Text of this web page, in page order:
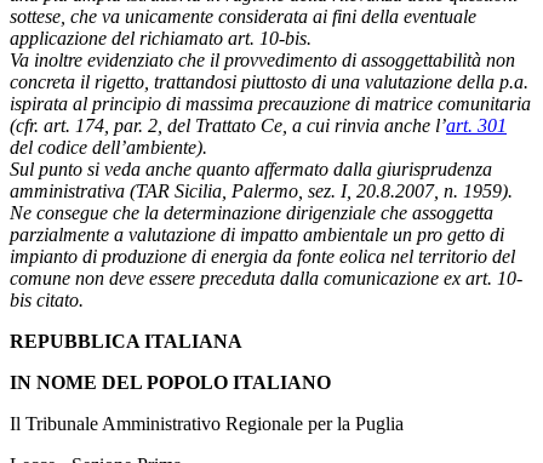
sottese, che va unicamente considerata ai fini della eventuale
applicazione del richiamato art. 10-bis.
Va inoltre evidenziato che il provvedimento di assoggettabilità non
concreta il rigetto, trattandosi piuttosto di una valutazione della p.a.
ispirata al principio di massima precauzione di matrice comunitaria
(cfr. art. 174, par. 2, del Trattato Ce, a cui rinvia anche l’art. 301
del codice dell’ambiente).
Sul punto si veda anche quanto affermato dalla giurisprudenza
amministrativa (TAR Sicilia, Palermo, sez. I, 20.8.2007, n. 1959).
Ne consegue che la determinazione dirigenziale che assoggetta
parzialmente a valutazione di impatto ambientale un pro getto di
impianto di produzione di energia da fonte eolica nel territorio del
comune non deve essere preceduta dalla comunicazione ex art. 10-
bis citato.
REPUBBLICA ITALIANA
IN NOME DEL POPOLO ITALIANO
Il Tribunale Amministrativo Regionale per la Puglia